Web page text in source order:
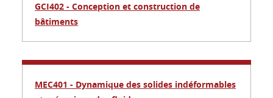
GCI402 - Conception et construction de
bâtiments
MEC401 - Dynamique des solides indéformables